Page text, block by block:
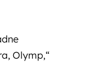
Olymp,“